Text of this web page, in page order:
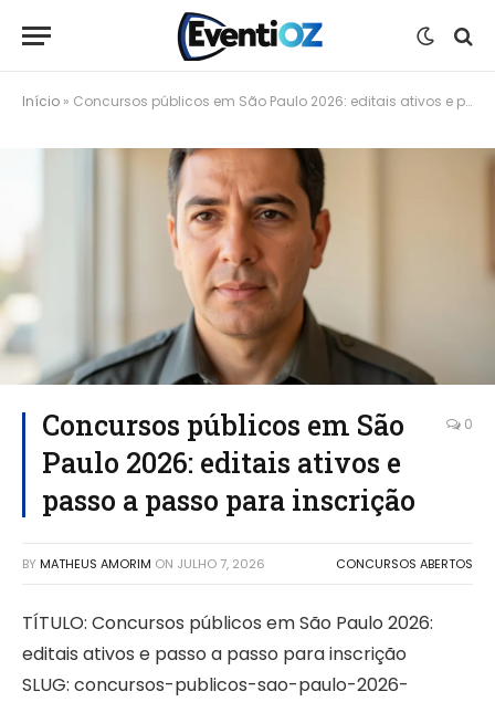
Início » Concursos públicos em São Paulo 2026: editais ativos e passo a passo para inscrição
Concursos públicos em São
Paulo 2026: editais ativos e
passo a passo para inscrição
0
BY MATHEUS AMORIM ON JULHO 7, 2026 CONCURSOS ABERTOS
TÍTULO: Concursos públicos em São Paulo 2026:
editais ativos e passo a passo para inscrição
SLUG: concursos-publicos-sao-paulo-2026-